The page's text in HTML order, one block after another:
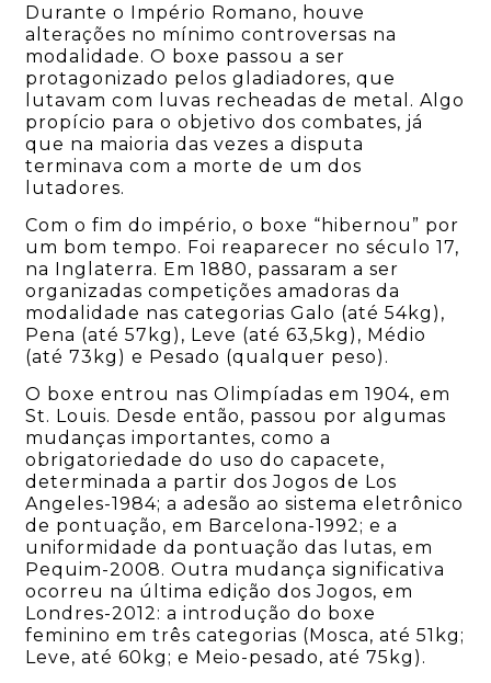
Durante o Império Romano, houve
alterações no mínimo controversas na
modalidade. O boxe passou a ser
protagonizado pelos gladiadores, que
lutavam com luvas recheadas de metal. Algo
propício para o objetivo dos combates, já
que na maioria das vezes a disputa
terminava com a morte de um dos
lutadores.
Com o fim do império, o boxe “hibernou” por
um bom tempo. Foi reaparecer no século 17,
na Inglaterra. Em 1880, passaram a ser
organizadas competições amadoras da
modalidade nas categorias Galo (até 54kg),
Pena (até 57kg), Leve (até 63,5kg), Médio
(até 73kg) e Pesado (qualquer peso).
O boxe entrou nas Olimpíadas em 1904, em
St. Louis. Desde então, passou por algumas
mudanças importantes, como a
obrigatoriedade do uso do capacete,
determinada a partir dos Jogos de Los
Angeles-1984; a adesão ao sistema eletrônico
de pontuação, em Barcelona-1992; e a
uniformidade da pontuação das lutas, em
Pequim-2008. Outra mudança significativa
ocorreu na última edição dos Jogos, em
Londres-2012: a introdução do boxe
feminino em três categorias (Mosca, até 51kg;
Leve, até 60kg; e Meio-pesado, até 75kg).